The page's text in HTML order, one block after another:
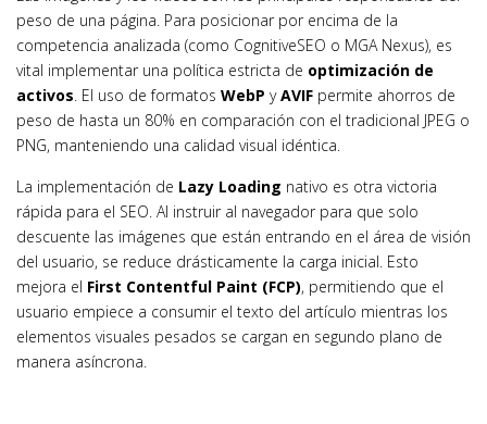
peso de una página. Para posicionar por encima de la
competencia analizada (como CognitiveSEO o MGA Nexus), es
vital implementar una política estricta de optimización de
activos . El uso de formatos WebP yAVIF permite ahorros de
peso de hasta un 80% en comparación con el tradicional JPEG o
PNG, manteniendo una calidad visual idéntica.
La implementación de Lazy Loading nativo es otra victoria
rápida para el SEO. Al instruir al navegador para que solo
descuente las imágenes que están entrando en el área de visión
del usuario, se reduce drásticamente la carga inicial. Esto
mejora el First Contentful Paint (FCP), permitiendo que el
usuario empiece a consumir el texto del artículo mientras los
elementos visuales pesados se cargan en segundo plano de
manera asíncrona.